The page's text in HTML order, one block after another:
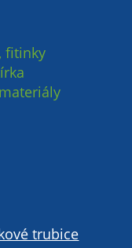
fitinky
trubice